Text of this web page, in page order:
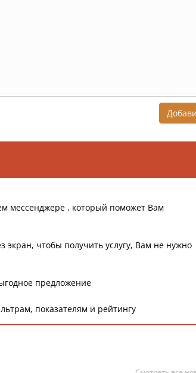
мессенджере , который поможет Вам
экран, чтобы получить услугу, Вам не нужно
предложение
показателям и рейтингу